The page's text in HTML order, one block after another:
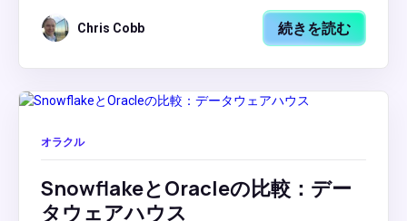
Chris Cobb 続きを読む
オラクル
SnowflakeとOracleの比較：デー
タウェアハウス